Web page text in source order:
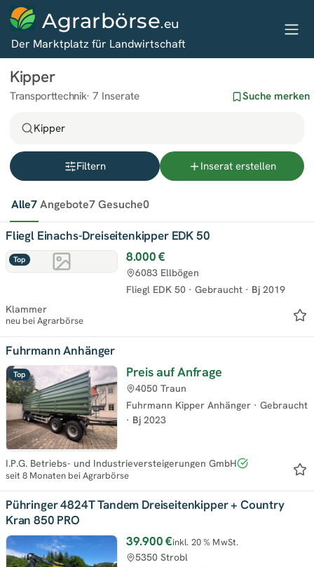
Agrarbörse.eu
Der Marktplatz für Landwirtschaft
Kipper
Transporttechnik 7 Inserate Suche merken
Kipper
Filtern Inserat erstellen
Alle7Angebote7Gesuche0
Top
Fliegl Einachs-Dreiseitenkipper EDK 50
8.000 €
Fliegl EDK 50 · Gebraucht · Bj 2019
6083 Ellbögen
Klammer
neu bei Agrarbörse
Top
Fuhrmann Anhänger
Preis auf Anfrage
Fuhrmann Kipper Anhänger · Gebraucht
· Bj 2023
4050 Traun
I.P.G. Betriebs- und Industrieversteigerungen GmbH
seit 8 Monaten bei Agrarbörse
Pühringer 4824T Tandem Dreiseitenkipper + Country
Kran 850 PRO
39.900 €inkl. 20 % MwSt.
5350 Strobl